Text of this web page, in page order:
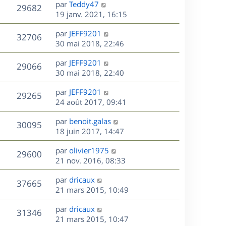
e
n
i
e
r
m
e
s
s
a
g
e
29682V
u
e
D
e
r
n
i
e
r
m
e
s
s
a
g
e
par Teddy47
19 janv. 2021, 16:15
32706V
u
e
D
e
r
n
i
e
r
m
e
s
s
a
g
e
par JEFF9201
30 mai 2018, 22:46
29066V
u
D
e
r
n
i
e
r
m
e
s
s
a
g
e
par JEFF9201
30 mai 2018, 22:40
29265V
u
s
D
e
r
n
i
e
r
m
e
s
s
a
g
e
par JEFF9201
24 août 2017, 09:41
30095V
u
D
e
r
n
i
e
r
m
e
s
s
par benoit.galas
18 juin 2017, 14:47
29600V
u
D
e
r
n
i
e
r
m
par olivier1975
21 nov. 2016, 08:33
37665V
u
e
D
e
r
n
i
par dricaux
21 mars 2015, 10:49
31346V
D
e
par dricaux
21 mars 2015, 10:47